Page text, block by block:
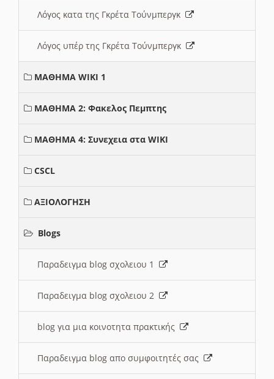
Λόγος κατα της Γκρέτα Τούνμπεργκ
Λόγος υπέρ της Γκρέτα Τούνμπεργκ
ΜΑΘΗΜΑ WIKI 1
ΜΑΘΗΜΑ 2: Φακελος Πεμπτης
ΜΑΘΗΜΑ 4: Συνεχεια στα WIKI
CSCL
ΑΞΙΟΛΟΓΗΣΗ
Blogs
Παραδειγμα blog σχολειου 1
Παραδειγμα blog σχολειου 2
blog για μια κοινοτητα πρακτικής
Παραδειγμα blog απο συμφοιτητές σας